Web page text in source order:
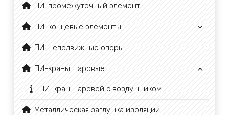
ПИ-промежуточный элемент
ПИ-концевые элементы
ПИ-неподвижные опоры
ПИ-краны шаровые
ПИ-кран шаровой с воздушником
Металлическая заглушка изоляции